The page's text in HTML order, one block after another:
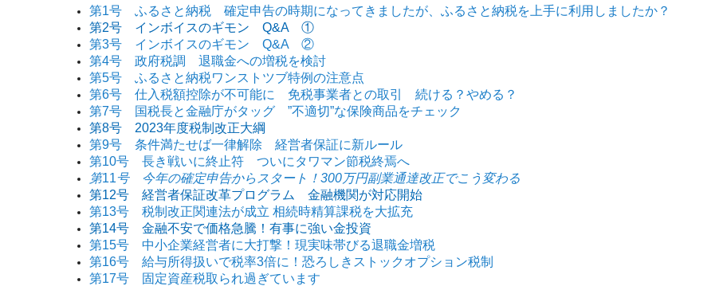
第1号 ふるさと納税 確定申告の時期になってきましたが、ふるさと納税を上手に利用しましたか？
第2号 インボイスのギモン Q&A ①
第3号 インボイスのギモン Q&A ②
第4号 政府税調 退職金への増税を検討
第5号 ふるさと納税ワンストツブ特例の注意点
第6号 仕入税額控除が不可能に 免税事業者との取引 続ける？やめる？
第7号 国税長と金融庁がタッグ ”不適切”な保険商品をチェック
第8号 2023年度税制改正大綱
第9号 条件満たせば一律解除 経営者保証に新ルール
第10号 長き戦いに終止符 ついにタワマン節税終焉へ
第11号 今年の確定申告からスタート！300万円副業通達改正でこう変わる
第12号 経営者保証改革プログラム 金融機関が対応開始
第13号 税制改正関連法が成立 相続時精算課税を大拡充
第14号 金融不安で価格急騰！有事に強い金投資
第15号 中小企業経営者に大打撃！現実味帯びる退職金増税
第16号 給与所得扱いで税率3倍に！恐ろしきストックオプション税制
第17号 固定資産税取られ過ぎています